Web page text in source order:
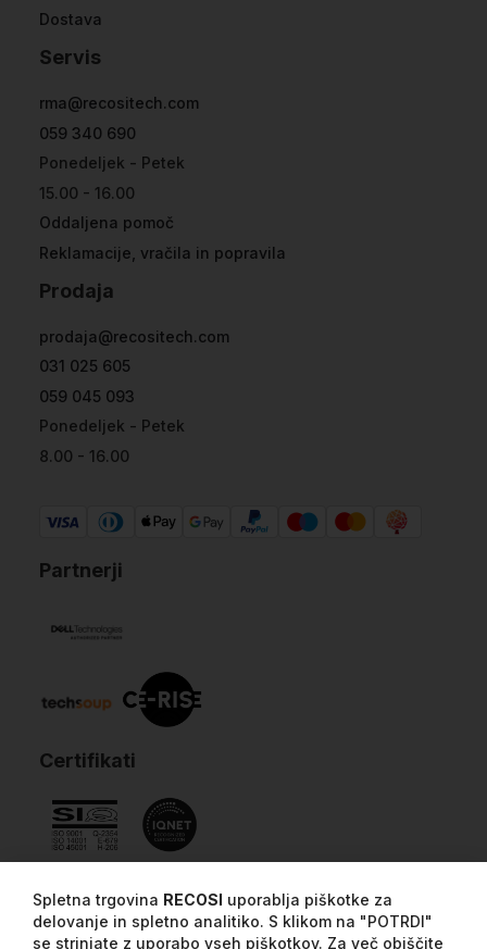
Dostava
Servis
rma@recositech.com
059 340 690
Ponedeljek - Petek
15.00 - 16.00
Oddaljena pomoč
Reklamacije, vračila in popravila
Prodaja
prodaja@recositech.com
031 025 605
059 045 093
Ponedeljek - Petek
8.00 - 16.00
Partnerji
Certifikati
Spletna trgovina RECOSI uporablja piškotke za
delovanje in spletno analitiko. S klikom na "POTRDI"
se strinjate z uporabo vseh piškotkov. Za več obiščite